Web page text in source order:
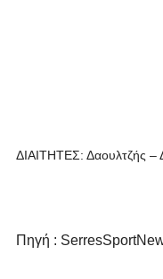
ΔΙΑΙΤΗΤΕΣ: Δαουλτζής –
Πηγή :